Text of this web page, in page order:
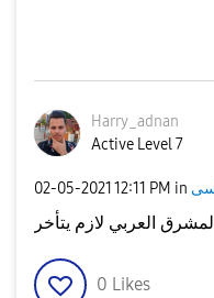
Harry_adnan
Active Level 7
‎02-05-2021 12:11 PM in
0 Likes